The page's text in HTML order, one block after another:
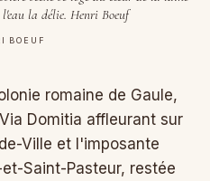
la délie. Henri Boeuf
BOEUF
romaine de Gaule,
Domitia affleurant sur
Ville et l'imposante
Saint-Pasteur, restée